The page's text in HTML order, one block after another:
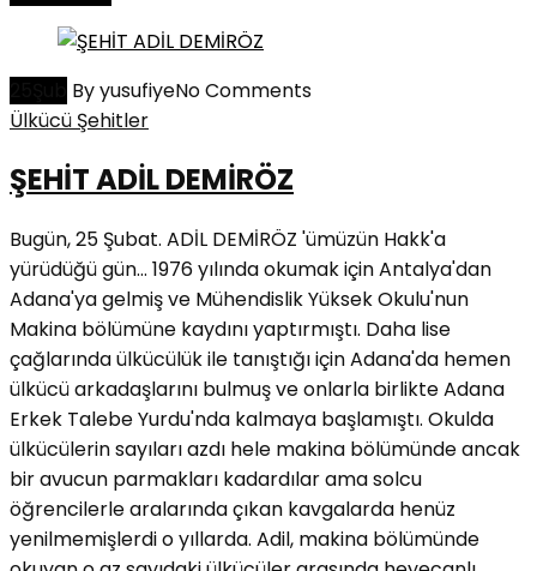
By yusufiyeNo Comments
Ülkücü Şehitler
ŞEHİT ADİL DEMİRÖZ
Bugün, 25 Şubat. ADİL DEMİRÖZ 'ümüzün Hakk'a
yürüdüğü gün… 1976 yılında okumak için Antalya'dan
Adana'ya gelmiş ve Mühendislik Yüksek Okulu'nun
Makina bölümüne kaydını yaptırmıştı. Daha lise
çağlarında ülkücülük ile tanıştığı için Adana'da hemen
ülkücü arkadaşlarını bulmuş ve onlarla birlikte Adana
Erkek Talebe Yurdu'nda kalmaya başlamıştı. Okulda
ülkücülerin sayıları azdı hele makina bölümünde ancak
bir avucun parmakları kadardılar ama solcu
öğrencilerle aralarında çıkan kavgalarda henüz
yenilmemişlerdi o yıllarda. Adil, makina bölümünde